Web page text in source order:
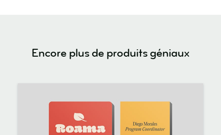
Encore plus de produits géniaux